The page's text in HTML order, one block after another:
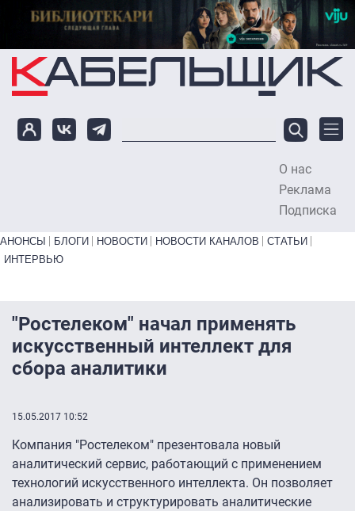
Перейти к основному содержанию
О нас
Реклама
Подписка
Primary links bottom
АНОНСЫ БЛОГИ НОВОСТИ НОВОСТИ КАНАЛОВ
СТАТЬИ
ИНТЕРВЬЮ
"Ростелеком" начал применять
искусственный интеллект для
сбора аналитики
15.05.2017 10:52
Компания "Ростелеком" презентовала новый
аналитический сервис, работающий с применением
технологий искусственного интеллекта. Он позволяет
анализировать и структурировать аналитические